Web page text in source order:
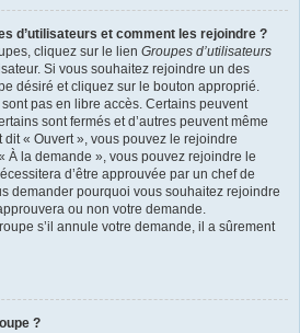
d’utilisateurs et comment les rejoindre ?
cliquez sur le lien Groupes d’utilisateurs
Si vous souhaitez rejoindre un des
désiré et cliquez sur le bouton approprié.
pas en libre accès. Certains peuvent
sont fermés et d’autres peuvent même
« Ouvert », vous pouvez le rejoindre
À la demande », vous pouvez rejoindre le
d’être approuvée par un chef de
demander pourquoi vous souhaitez rejoindre
ou non votre demande.
s’il annule votre demande, il a sûrement
?